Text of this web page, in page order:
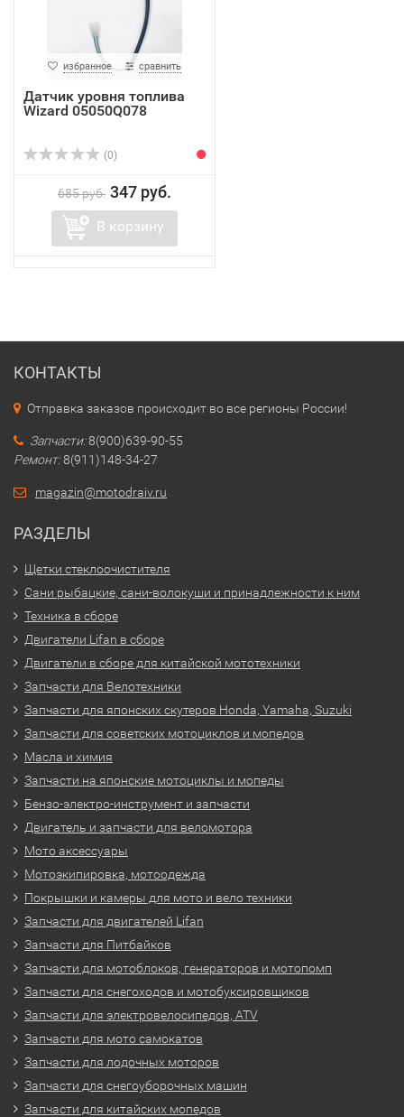
избранное сравнить
Датчик уровня топлива
Wizard 05050Q078
(0)
685 руб. 347 руб.
В корзину
КОНТАКТЫ
Отправка заказов происходит во все регионы России!
Запчасти:8(900)639-90-55
Ремонт:8(911)148-34-27
magazin@motodraiv.ru
РАЗДЕЛЫ
Щетки стеклоочистителя
Сани рыбацкие, сани-волокуши и принадлежности к ним
Техника в сборе
Двигатели Lifan в сборе
Двигатели в сборе для китайской мототехники
Запчасти для Велотехники
Запчасти для японских скутеров Honda, Yamaha, Suzuki
Запчасти для советских мотоциклов и мопедов
Масла и химия
Запчасти на японские мотоциклы и мопеды
Бензо-электро-инструмент и запчасти
Двигатель и запчасти для веломотора
Мото аксессуары
Мотоэкипировка, мотоодежда
Покрышки и камеры для мото и вело техники
Запчасти для двигателей Lifan
Запчасти для Питбайков
Запчасти для мотоблоков, генераторов и мотопомп
Запчасти для снегоходов и мотобуксировщиков
Запчасти для электровелосипедов, ATV
Запчасти для мото самокатов
Запчасти для лодочных моторов
Запчасти для снегоуборочных машин
Запчасти для китайских мопедов